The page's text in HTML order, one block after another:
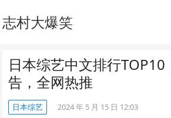
志村大爆笑
日本综艺中文排行TOP10
告，全网热推
日本综艺 2024 年 5 月 15 日 12:03